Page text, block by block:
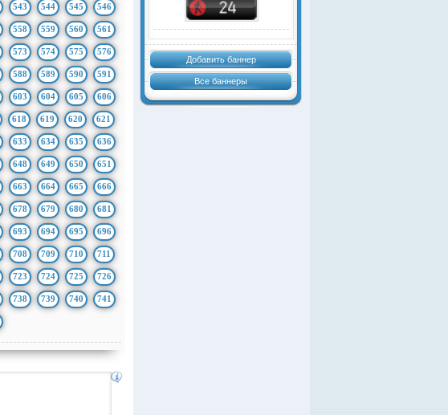
Добавить баннер
Все баннеры
543 544 545 546
558 559 560 561
573 574 575 576
588 589 590 591
603 604 605 606
618 619 620 621
633 634 635 636
648 649 650 651
663 664 665 666
678 679 680 681
693 694 695 696
708 709 710 711
723 724 725 726
738 739 740 741